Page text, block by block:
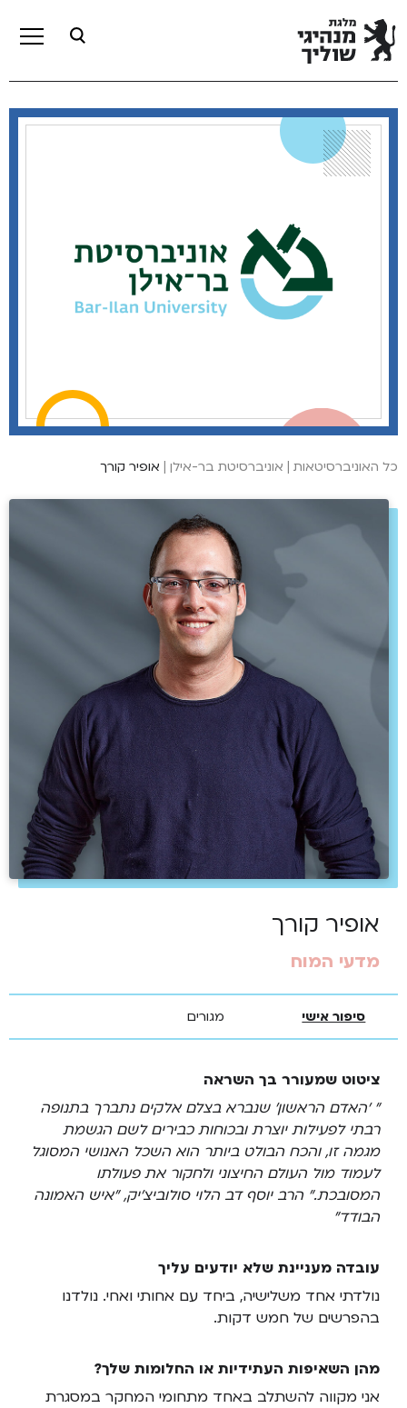
כל האוניברסיטאות | אוניברסיטת בר-אילן | אופיר קורך
אופיר קורך
מדעי המוח
סיפור אישי מגורים
ציטוט שמעורר בך השראה
" 'האדם הראשון' שנברא בצלם אלקים נתברך בתנופה
רבתי לפעילות יוצרת ובכוחות כבירים לשם הגשמת
מגמה זו, והכח הבולט ביותר הוא השכל האנושי המסוגל
לעמוד מול העולם החיצוני ולחקור את פעולתו
המסובכת." הרב יוסף דב הלוי סולוביצ'יק, "איש האמונה
הבודד"
עובדה מעניינת שלא יודעים עליך
נולדתי אחד משלישיה, ביחד עם אחותי ואחי. נולדנו
בהפרשים של חמש דקות.
מהן השאיפות העתידיות או החלומות שלך?
אני מקווה להשתלב באחד מתחומי המחקר במסגרת